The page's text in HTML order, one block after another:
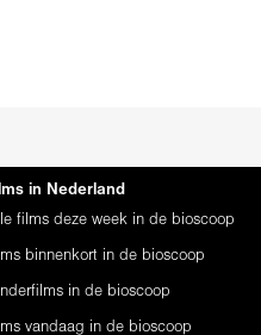
in Nederland
films deze week in de bioscoop
binnenkort in de bioscoop
in de bioscoop
vandaag in de bioscoop